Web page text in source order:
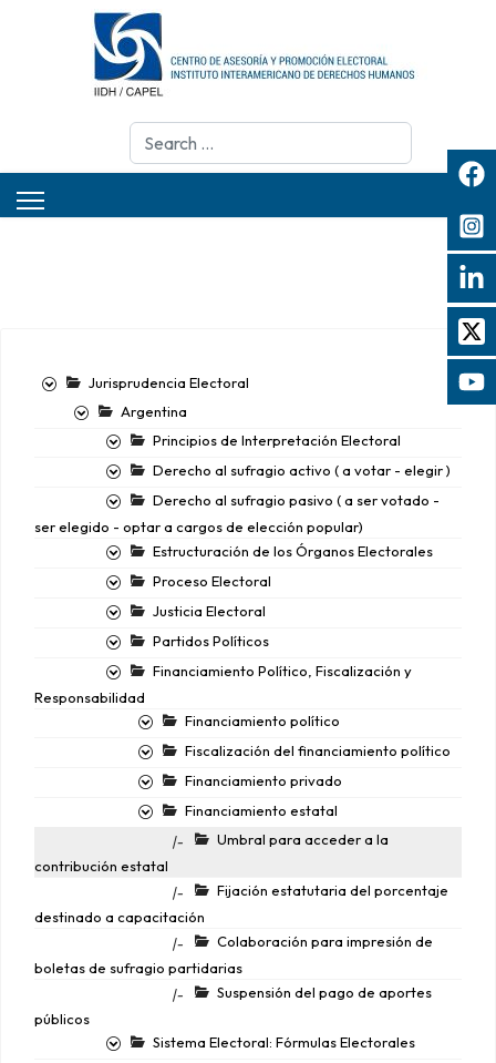
Search
Jurisprudencia Electoral
Argentina
Principios de Interpretación Electoral
Derecho al sufragio activo ( a votar - elegir )
Derecho al sufragio pasivo ( a ser votado -
ser elegido - optar a cargos de elección popular)
Estructuración de los Órganos Electorales
Proceso Electoral
Justicia Electoral
Partidos Políticos
Financiamiento Político, Fiscalización y
Responsabilidad
Financiamiento político
Fiscalización del financiamiento político
Financiamiento privado
Financiamiento estatal
|-
Umbral para acceder a la
contribución estatal
|-
Fijación estatutaria del porcentaje
destinado a capacitación
|-
Colaboración para impresión de
boletas de sufragio partidarias
|-
Suspensión del pago de aportes
públicos
Sistema Electoral: Fórmulas Electorales